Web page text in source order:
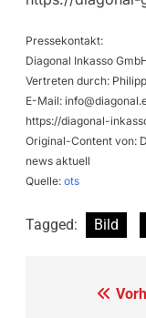
Pressekontakt:
Diagonal Inkasso
Vertreten durch:
E-Mail:
https://diagonal-
Original-Content von:
news aktuell
Quelle: ots
Tagged: Bild